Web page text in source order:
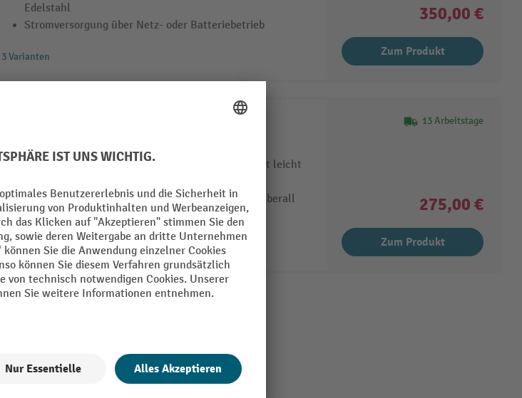
Edelstahl
Stromversorgung über Netz- oder Batteriebetrieb
3 Varianten
350,00 €
Zum Produkt
Zählwaage mit vielfältigen Funktionen
Korrosionsbeständige Edelstahl-Wägeplattform ist leicht
Die Elektrowaage ist mit Akku- und Netzbetrieb überall
einsatzfähig
3 Varianten
13 Arbeitstage
275,00 €
Zum Produkt